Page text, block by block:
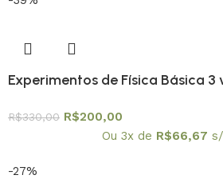
Experimentos de Física Básica 3
R$330,00 R$200,00
Ou 3x de R$66,67
-27%